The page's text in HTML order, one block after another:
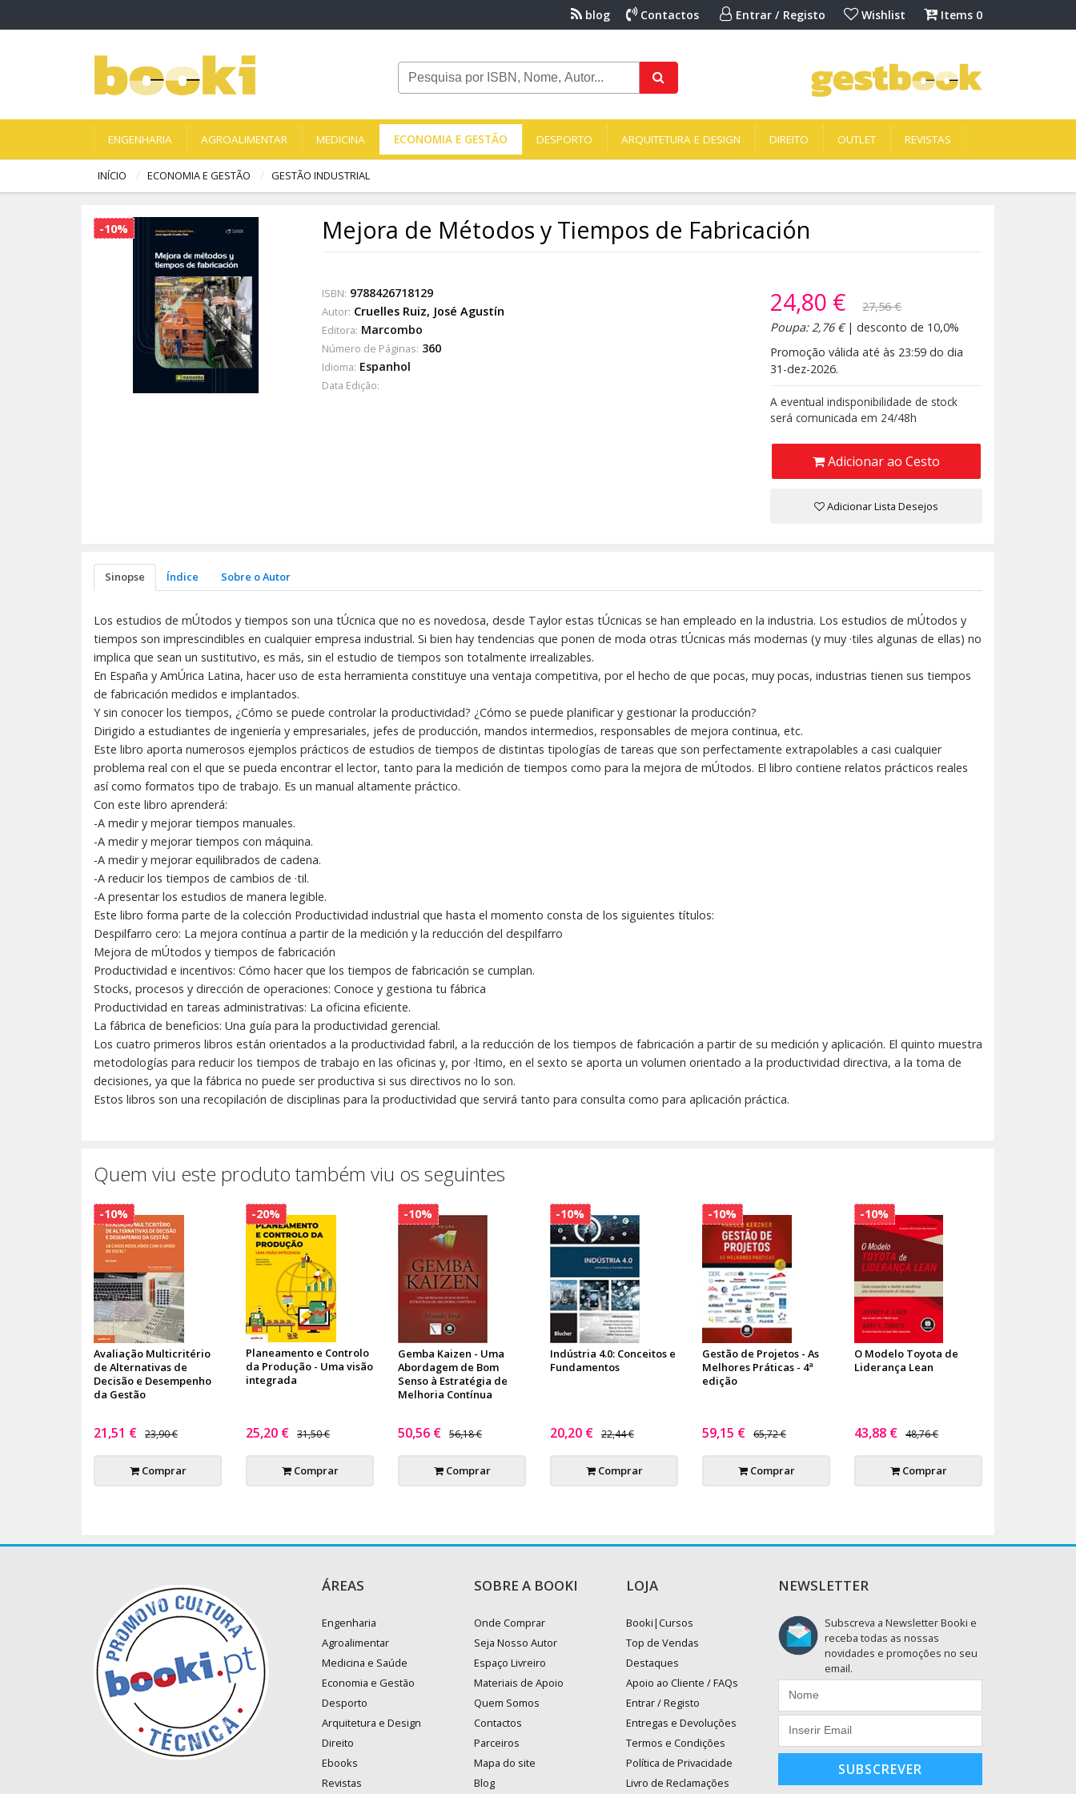
blog Contactos Entrar / Registo Wishlist Items 0
ENGENHARIA AGROALIMENTAR MEDICINA ECONOMIA E GESTÃO DESPORTO ARQUITETURA E DESIGN DIREITO OUTLET REVISTAS
INÍCIO ECONOMIA E GESTÃO GESTÃO INDUSTRIAL
-10% Mejora de Métodos y Tiempos de Fabricación
ISBN: 9788426718129
Autor: Cruelles Ruiz, José Agustín
Editora: Marcombo
Número de Páginas: 360
Idioma: Espanhol
Data Edição:
24,80 €
27,56 €
Poupa: 2,76 €| desconto de 10,0%
Promoção válida até às 23:59 do dia
31-dez-2026.
A eventual indisponibilidade de stock
será comunicada em 24/48h
Adicionar ao Cesto
Adicionar Lista Desejos
Sinopse Índice Sobre o Autor
Los estudios de mÚtodos y tiempos son una tÚcnica que no es novedosa, desde Taylor estas tÚcnicas se han empleado en la industria. Los estudios de mÚtodos y
tiempos son imprescindibles en cualquier empresa industrial. Si bien hay tendencias que ponen de moda otras tÚcnicas más modernas (y muy ·tiles algunas de ellas) no
implica que sean un sustitutivo, es más, sin el estudio de tiempos son totalmente irrealizables.
En España y AmÚrica Latina, hacer uso de esta herramienta constituye una ventaja competitiva, por el hecho de que pocas, muy pocas, industrias tienen sus tiempos
de fabricación medidos e implantados.
Y sin conocer los tiempos, ¿Cómo se puede controlar la productividad? ¿Cómo se puede planificar y gestionar la producción?
Dirigido a estudiantes de ingeniería y empresariales, jefes de producción, mandos intermedios, responsables de mejora continua, etc.
Este libro aporta numerosos ejemplos prácticos de estudios de tiempos de distintas tipologías de tareas que son perfectamente extrapolables a casi cualquier
problema real con el que se pueda encontrar el lector, tanto para la medición de tiempos como para la mejora de mÚtodos. El libro contiene relatos prácticos reales
así como formatos tipo de trabajo. Es un manual altamente práctico.
Con este libro aprenderá:
-A medir y mejorar tiempos manuales.
-A medir y mejorar tiempos con máquina.
-A medir y mejorar equilibrados de cadena.
-A reducir los tiempos de cambios de ·til.
-A presentar los estudios de manera legible.
Este libro forma parte de la colección Productividad industrial que hasta el momento consta de los siguientes títulos:
Despilfarro cero: La mejora contínua a partir de la medición y la reducción del despilfarro
Mejora de mÚtodos y tiempos de fabricación
Productividad e incentivos: Cómo hacer que los tiempos de fabricación se cumplan.
Stocks, procesos y dirección de operaciones: Conoce y gestiona tu fábrica
Productividad en tareas administrativas: La oficina eficiente.
La fábrica de beneficios: Una guía para la productividad gerencial.
Los cuatro primeros libros están orientados a la productividad fabril, a la reducción de los tiempos de fabricación a partir de su medición y aplicación. El quinto muestra
metodologías para reducir los tiempos de trabajo en las oficinas y, por ·ltimo, en el sexto se aporta un volumen orientado a la productividad directiva, a la toma de
decisiones, ya que la fábrica no puede ser productiva si sus directivos no lo son.
Estos libros son una recopilación de disciplinas para la productividad que servirá tanto para consulta como para aplicación práctica.
Quem viu este produto também viu os seguintes
Avaliação Multicritério
de Alternativas de
Decisão e Desempenho
da Gestão
21,51 € 23,90 €
Comprar
-10%
Planeamento e Controlo
da Produção - Uma visão
integrada
25,20 € 31,50 €
Comprar
-20%
Gemba Kaizen - Uma
Abordagem de Bom
Senso à Estratégia de
Melhoria Contínua
50,56 € 56,18 €
Comprar
-10%
Indústria 4.0: Conceitos e
Fundamentos
20,20 € 22,44 €
Comprar
-10%
Gestão de Projetos - As
Melhores Práticas - 4ª
edição
59,15 € 65,72 €
Comprar
-10%
O Modelo Toyota de
Liderança Lean
43,88 € 48,76 €
Comprar
-10%
ÁREAS
Engenharia
Agroalimentar
Medicina e Saúde
Economia e Gestão
Desporto
Arquitetura e Design
Direito
Ebooks
Revistas
SOBRE A BOOKI
Onde Comprar
Seja Nosso Autor
Espaço Livreiro
Materiais de Apoio
Quem Somos
Contactos
Parceiros
Mapa do site
Blog
LOJA
Booki|Cursos
Top de Vendas
Destaques
Apoio ao Cliente / FAQs
Entrar / Registo
Entregas e Devoluções
Termos e Condições
Política de Privacidade
Livro de Reclamações
NEWSLETTER
Subscreva a Newsletter Booki e
receba todas as nossas
novidades e promoções no seu
email.
SUBSCREVER